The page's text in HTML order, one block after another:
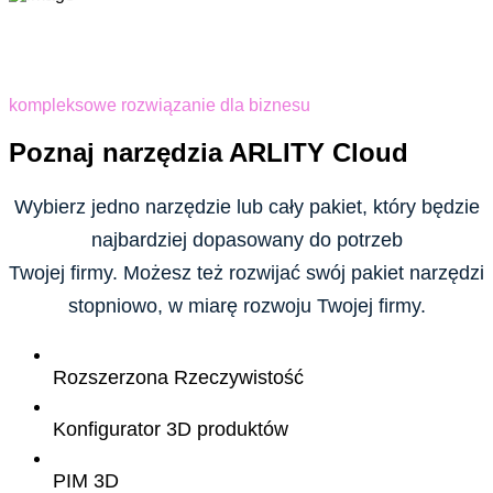
kompleksowe rozwiązanie dla biznesu
Poznaj narzędzia ARLITY Cloud
Wybierz jedno narzędzie lub cały pakiet, który będzie
najbardziej dopasowany do potrzeb
Twojej firmy. Możesz też rozwijać swój pakiet narzędzi
stopniowo, w miarę rozwoju Twojej firmy.
Rozszerzona Rzeczywistość
Konfigurator 3D produktów
PIM 3D